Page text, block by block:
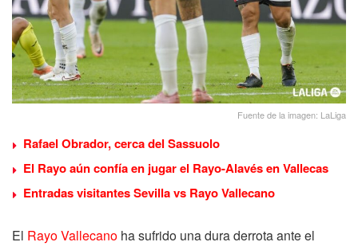
Fuente de la imagen: LaLiga
Rafael Obrador, cerca del Sassuolo
El Rayo aún confía en jugar el Rayo-Alavés en Vallecas
Entradas visitantes Sevilla vs Rayo Vallecano
El Rayo Vallecano ha sufrido una dura derrota ante el